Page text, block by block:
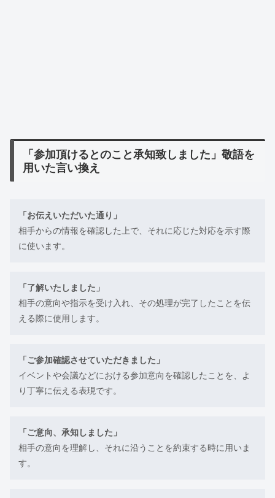
「参加頂けるとのこと承知致しました」敬語を
用いた言い換え
「お伝えいただいた通り」
相手からの情報を確認した上で、それに応じた対応を示す際
に使います。
「了解いたしました」
相手の意向や指示を受け入れ、その処理が完了したことを伝
える際に使用します。
「ご参加確認させていただきました」
イベントや会議などにおける参加意向を確認したことを、よ
り丁寧に伝える表現です。
「ご意向、承知しました」
相手の意向を理解し、それに沿うことを約束する時に用いま
す。